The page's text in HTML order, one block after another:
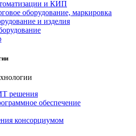
и КИП
оборудование, маркировка
и изделия
решения
обеспечение
консорциумом